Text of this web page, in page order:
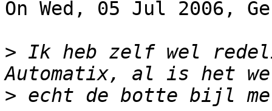
On Wed, 05 Jul 2006,
> Ik heb zelf wel
>